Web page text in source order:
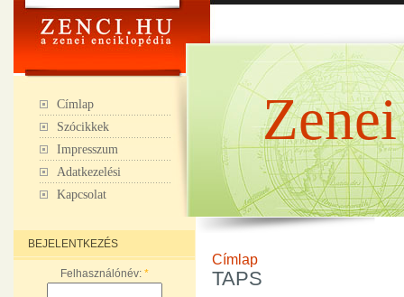
Címlap
Szócikkek
Impresszum
Adatkezelési
Kapcsolat
BEJELENTKEZÉS
Felhasználónév: *
Címlap
TAPS